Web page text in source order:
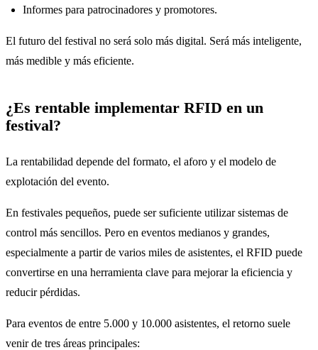
Informes para patrocinadores y promotores.
El futuro del festival no será solo más digital. Será más inteligente,
más medible y más eficiente.
¿Es rentable implementar RFID en un
festival?
La rentabilidad depende del formato, el aforo y el modelo de
explotación del evento.
En festivales pequeños, puede ser suficiente utilizar sistemas de
control más sencillos. Pero en eventos medianos y grandes,
especialmente a partir de varios miles de asistentes, el RFID puede
convertirse en una herramienta clave para mejorar la eficiencia y
reducir pérdidas.
Para eventos de entre 5.000 y 10.000 asistentes, el retorno suele
venir de tres áreas principales: